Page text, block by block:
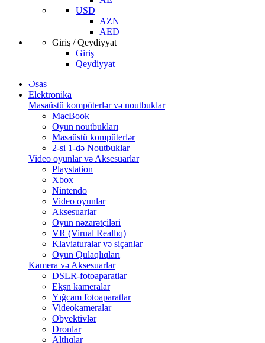
USD
AZN
AED
Giriş / Qeydiyyat
Giriş
Qeydiyyat
Əsas
Elektronika
Masaüstü kompüterlər və noutbuklar
MacBook
Oyun noutbukları
Masaüstü kompüterlər
2-si 1-də Noutbuklar
Video oyunlar və Aksesuarlar
Playstation
Xbox
Nintendo
Video oyunlar
Aksesuarlar
Oyun nəzarətçiləri
VR (Virual Reallıq)
Klaviaturalar və siçanlar
Oyun Qulaqlıqları
Kamera və Aksesuarlar
DSLR-fotoaparatlar
Ekşn kameralar
Yığcam fotoaparatlar
Videokameralar
Obyektivlər
Dronlar
Altlıqlar